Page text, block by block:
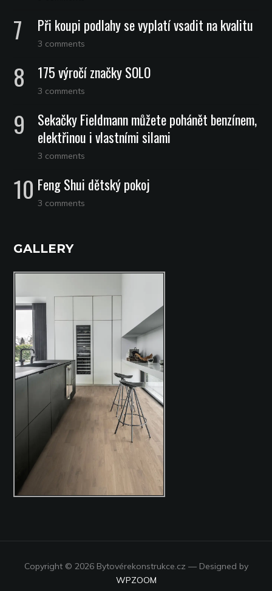
Při koupi podlahy se vyplatí vsadit na kvalitu
3 comments
175 výročí značky SOLO
3 comments
Sekačky Fieldmann můžete pohánět benzínem,
elektřinou i vlastními silami
3 comments
Feng Shui dětský pokoj
3 comments
GALLERY
Copyright © 2026 Bytovérekonstrukce.cz — Designed by
WPZOOM